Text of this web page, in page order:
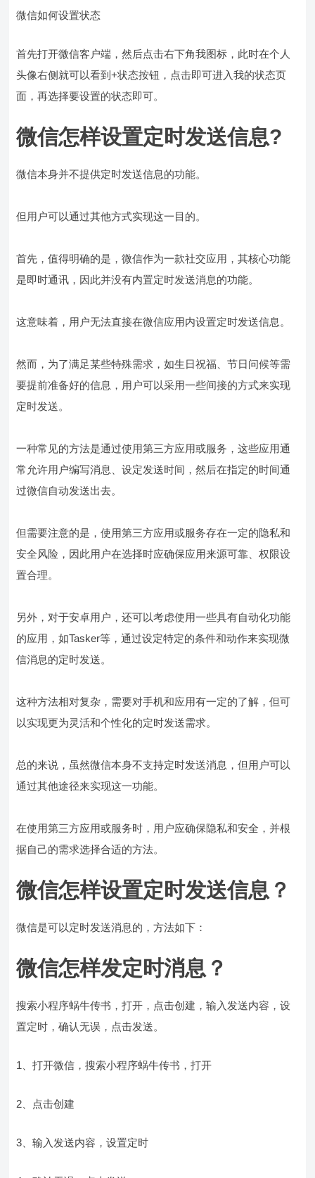
微信如何设置状态
首先打开微信客户端，然后点击右下角我图标，此时在个人
头像右侧就可以看到+状态按钮，点击即可进入我的状态页
面，再选择要设置的状态即可。
微信怎样设置定时发送信息?
微信本身并不提供定时发送信息的功能。
但用户可以通过其他方式实现这一目的。
首先，值得明确的是，微信作为一款社交应用，其核心功能
是即时通讯，因此并没有内置定时发送消息的功能。
这意味着，用户无法直接在微信应用内设置定时发送信息。
然而，为了满足某些特殊需求，如生日祝福、节日问候等需
要提前准备好的信息，用户可以采用一些间接的方式来实现
定时发送。
一种常见的方法是通过使用第三方应用或服务，这些应用通
常允许用户编写消息、设定发送时间，然后在指定的时间通
过微信自动发送出去。
但需要注意的是，使用第三方应用或服务存在一定的隐私和
安全风险，因此用户在选择时应确保应用来源可靠、权限设
置合理。
另外，对于安卓用户，还可以考虑使用一些具有自动化功能
的应用，如Tasker等，通过设定特定的条件和动作来实现微
信消息的定时发送。
这种方法相对复杂，需要对手机和应用有一定的了解，但可
以实现更为灵活和个性化的定时发送需求。
总的来说，虽然微信本身不支持定时发送消息，但用户可以
通过其他途径来实现这一功能。
在使用第三方应用或服务时，用户应确保隐私和安全，并根
据自己的需求选择合适的方法。
微信怎样设置定时发送信息？
微信是可以定时发送消息的，方法如下：
微信怎样发定时消息？
搜索小程序蜗牛传书，打开，点击创建，输入发送内容，设
置定时，确认无误，点击发送。
1、打开微信，搜索小程序蜗牛传书，打开
2、点击创建
3、输入发送内容，设置定时